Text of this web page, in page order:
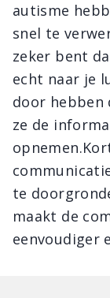
autisme
snel te
zeker bent
echt naar je
door hebben
ze de
te
maakt de
eenvoudiger